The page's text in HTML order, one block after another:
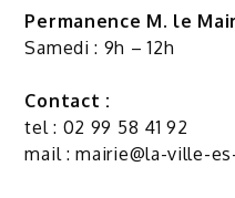
Permanence M. le
Samedi : 9h – 12h
Contact :
tel : 02 99 58 41 92
mail :mairie@la-ville-